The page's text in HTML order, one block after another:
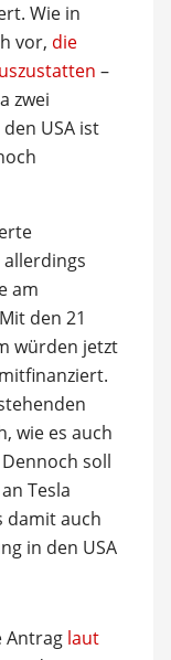
Wie in
vor, die
–
zwei
USA ist
allerdings
am
den 21
würden jetzt
wie es auch
soll
Tesla
damit auch
in den USA
Antrag laut